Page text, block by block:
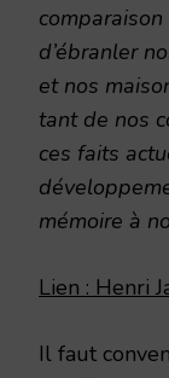
d’ébranler
et nos
tant de nos
ces faits
mémoire à
Lien : Henri
Il faut